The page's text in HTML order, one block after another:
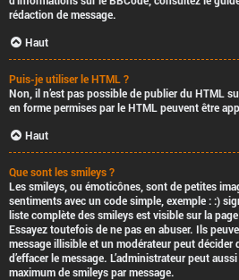
rédaction de message.
Haut
Puis-je utiliser le HTML ?
Non, il n’est pas possible de publier du HTML
en forme permises par le HTML peuvent être
Haut
Que sont les smileys ?
Les smileys, ou émoticônes, sont de petites
sentiments avec un code simple, exemple : :)
liste complète des smileys est visible sur la
Essayez toutefois de ne pas en abuser. Ils
message illisible et un modérateur peut décider
d’effacer le message. L’administrateur peut
maximum de smileys par message.